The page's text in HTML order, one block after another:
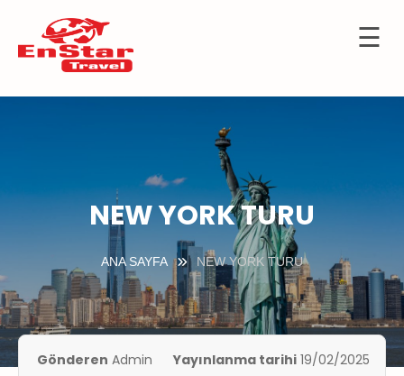
İçeriğe
☰
NEW YORK TURU
ANA SAYFA NEW YORK TURU
Gönderen Admin Yayınlanma tarihi 19/02/2025